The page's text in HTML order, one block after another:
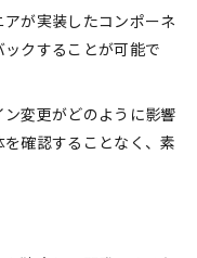
アが実装したコンポーネ
クすることが可能で
ン変更がどのように影響
確認することなく、素